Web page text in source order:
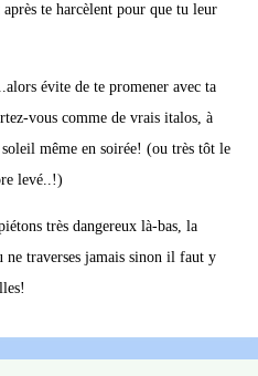
te harcèlent pour que tu leur
évite de te promener avec ta
vous comme de vrais italos, à
même en soirée! (ou très tôt le
levé..!)
très dangereux là-bas, la
traverses jamais sinon il faut y